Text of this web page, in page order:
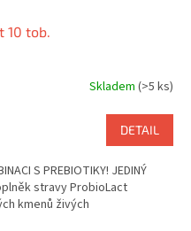
10 tob.
Skladem(>5 ks)
DETAIL
S PREBIOTIKY! JEDINÝ
stravy ProbioLact
kmenů živých